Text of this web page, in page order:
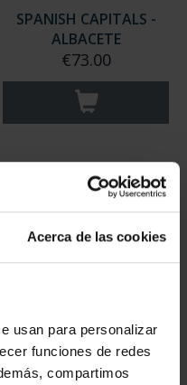
Acerca de las cookies
usan para personalizar
funciones de redes
compartimos
SPANISH CAPITALS -
ALBACETE
€73.00
SPANISH CAPITALS -
PAMPLONA